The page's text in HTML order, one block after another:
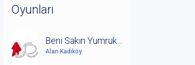
Oyunları
Alan Kadıköy